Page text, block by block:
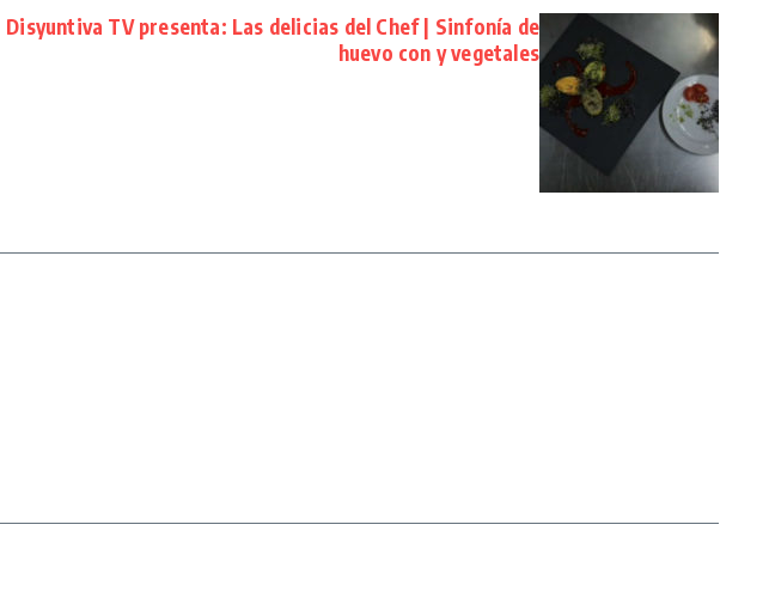
Disyuntiva TV presenta: Las delicias del Chef | Sinfonía de
huevo con y vegetales